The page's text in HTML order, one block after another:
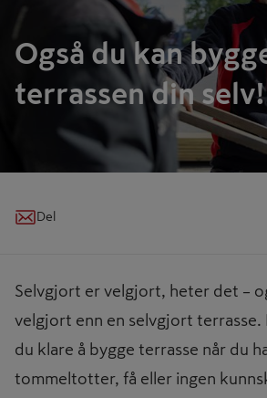
Også du kan
terrassen din selv!
Del
Selvgjort er velgjort, heter det –
velgjort enn en selvgjort terrasse.
du klare å bygge terrasse når du
tommeltotter, få eller ingen